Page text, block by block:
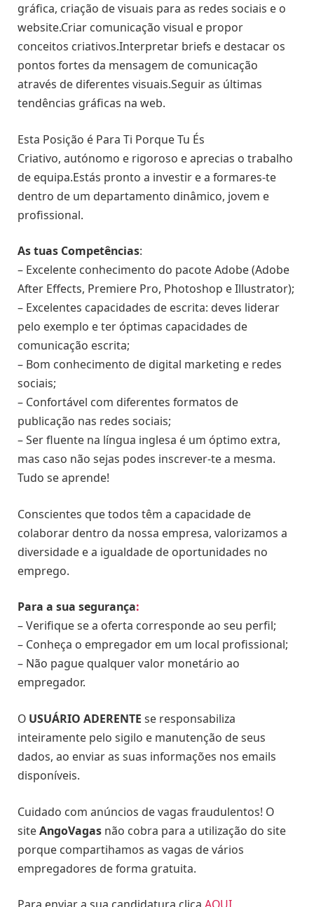
gráfica, criação de visuais para as redes sociais e o
website.Criar comunicação visual e propor
conceitos criativos.Interpretar briefs e destacar os
pontos fortes da mensagem de comunicação
através de diferentes visuais.Seguir as últimas
tendências gráficas na web.
Esta Posição é Para Ti Porque Tu És
Criativo, autónomo e rigoroso e aprecias o trabalho
de equipa.Estás pronto a investir e a formares-te
dentro de um departamento dinâmico, jovem e
profissional.
As tuas Competências:
– Excelente conhecimento do pacote Adobe (Adobe
After Effects, Premiere Pro, Photoshop e Illustrator);
– Excelentes capacidades de escrita: deves liderar
pelo exemplo e ter óptimas capacidades de
comunicação escrita;
– Bom conhecimento de digital marketing e redes
sociais;
– Confortável com diferentes formatos de
publicação nas redes sociais;
– Ser fluente na língua inglesa é um óptimo extra,
mas caso não sejas podes inscrever-te a mesma.
Tudo se aprende!
Conscientes que todos têm a capacidade de
colaborar dentro da nossa empresa, valorizamos a
diversidade e a igualdade de oportunidades no
emprego.
Para a sua segurança:
– Verifique se a oferta corresponde ao seu perfil;
– Conheça o empregador em um local profissional;
– Não pague qualquer valor monetário ao
empregador.
O USUÁRIO ADERENTE se responsabiliza
inteiramente pelo sigilo e manutenção de seus
dados, ao enviar as suas informações nos emails
disponíveis.
Cuidado com anúncios de vagas fraudulentos! O
siteAngoVagas não cobra para a utilização do site
porque compartihamos as vagas de vários
empregadores de forma gratuita.